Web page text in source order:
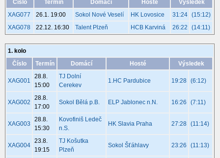
Číslo Termín Domácí Hosté
Výsledek
XAG077
26.1. 19:00 Sokol Nové Veselí HK Lovosice 31:24 (15:12)
XAG078
22.12. 16:30 Talent Plzeň HCB Karviná 26:22 (14:11)
1. kolo
Číslo
Termín Domácí Hosté Výsledek
XAG001
28.8.
15:00
TJ Dolní
Cerekev
1.HC Pardubice 19:28 (6:12)
XAG002
28.8.
17:00
Sokol Bělá p.B. ELP Jablonec n.N. 16:26 (7:11)
XAG003
28.8.
15:30
Kovofiniš Ledeč
n.S.
HK Slavia Praha 27:28 (11:14)
XAG004
23.8.
19:15
TJ Košutka
Plzeň
Sokol Šťáhlavy 23:26 (11:13)